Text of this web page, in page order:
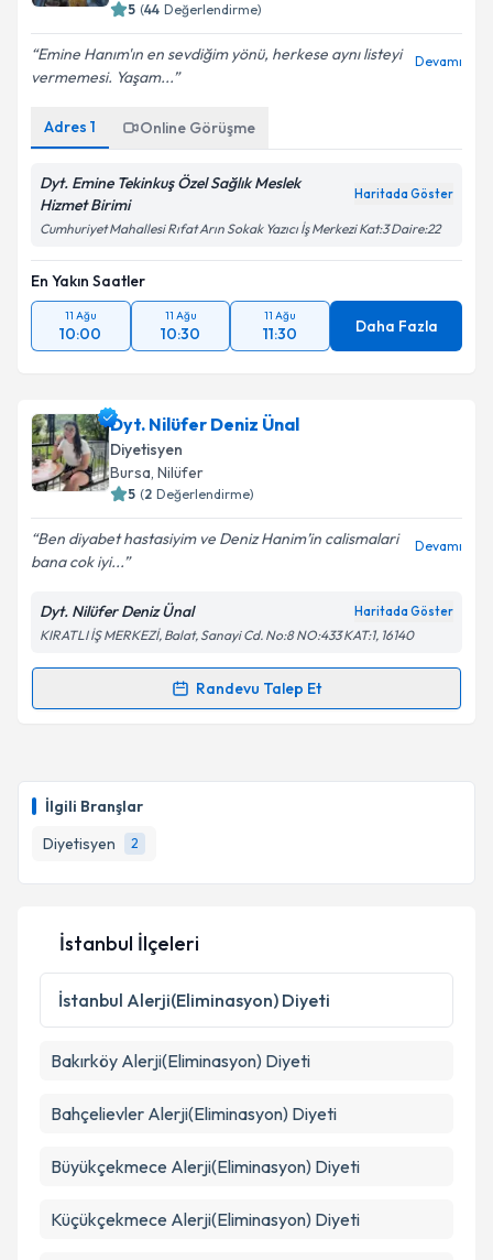
İlgili Branşlar
Diyetisyen
2
5 (44 Değerlendirme)
Emine Hanım'ın en sevdiğim yönü, herkese aynı listeyi
vermemesi. Yaşam...
Devamı
Adres 1 Online Görüşme
Dyt. Emine Tekinkuş Özel Sağlık Meslek
Hizmet Birimi
Haritada Göster
Cumhuriyet Mahallesi Rıfat Arın Sokak Yazıcı İş Merkezi Kat:3 Daire:22
En Yakın Saatler
11 Ağu
10:00
11 Ağu
10:30
11 Ağu
11:30 Daha Fazla
Dyt. Nilüfer Deniz Ünal
Diyetisyen
Bursa, Nilüfer
5 (2 Değerlendirme)
Ben diyabet hastasiyim ve Deniz Hanim’in calismalari
bana cok iyi...
Devamı
Dyt. Nilüfer Deniz Ünal Haritada Göster
KIRATLI İŞ MERKEZİ, Balat, Sanayi Cd. No:8 NO:433 KAT:1, 16140
Randevu Talep Et
Randevu Takvimi Talebi
takvim hazırlandığında e-posta ile bilgilendireceğiz.
E-posta Adresiniz
Kişisel verilerimin işlenmesine ilişkinAydınlatma
Metni
'ni okudum ve kişisel verilerimin belirtilen
kapsamda işlenmesini kabul ediyorum.
İstanbul İlçeleri
İstanbul Alerji(Eliminasyon) Diyeti
Bakırköy Alerji(Eliminasyon) Diyeti
Bahçelievler Alerji(Eliminasyon) Diyeti
Büyükçekmece Alerji(Eliminasyon) Diyeti
Küçükçekmece Alerji(Eliminasyon) Diyeti